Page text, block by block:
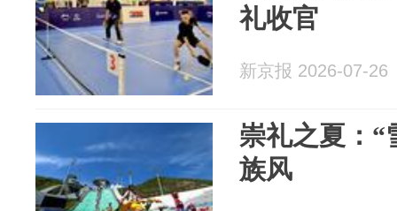
礼收官
新京报 2026-07-26
崇礼之夏：“
族风